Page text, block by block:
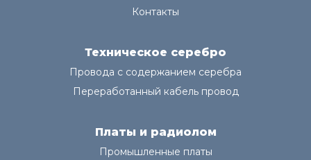
Контакты
Техническое серебро
Провода с содержанием серебра
Переработанный кабель провод
Платы и радиолом
Промышленные платы